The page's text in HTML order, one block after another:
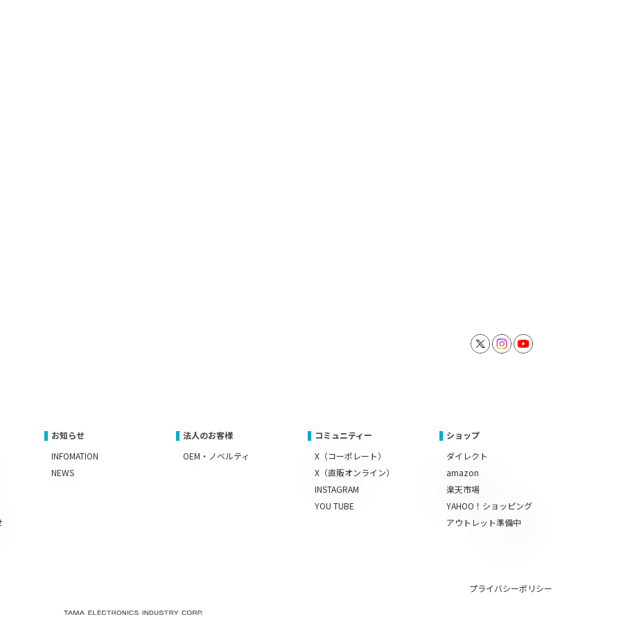
お知らせ
INFOMATION
NEWS
法人のお客様
OEM・ノベルティ
コミュニティー
X（コーポレート）
X（直販オンライン）
INSTAGRAM
YOU TUBE
ショップ
ダイレクト
amazon
楽天市場
YAHOO！ショッピング
アウトレット準備中
プライバシーポリシー